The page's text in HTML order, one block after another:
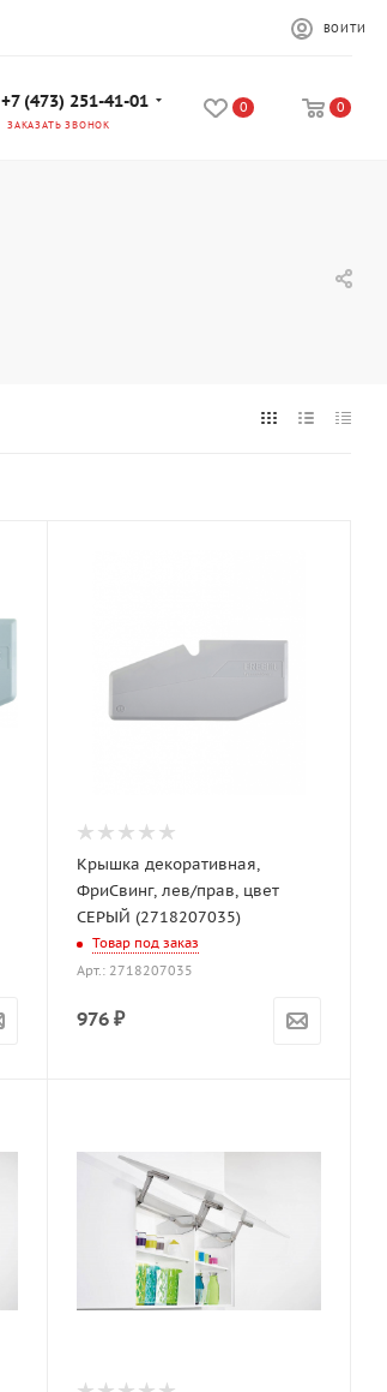
ВОЙТИ
+7 (473) 251-41-01
ЗАКАЗАТЬ ЗВОНОК
0 0
Крышка декоративная,
ФриСвинг, лев/прав, цвет
СЕРЫЙ (2718207035)
Товар под заказ
Арт.: 2718207035
976 ₽